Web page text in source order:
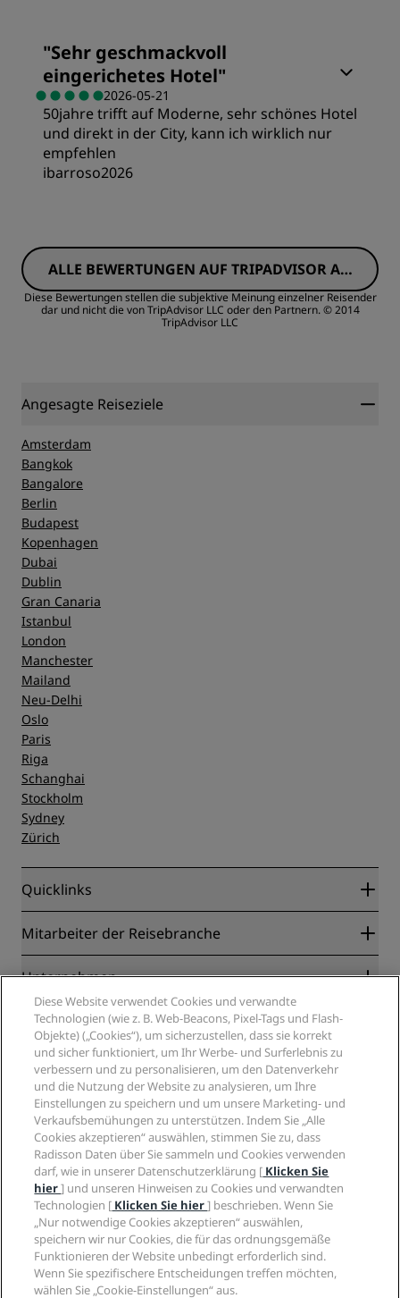
Sauberkeit
Service
Preis/Leistung
Schlafqualität
Service
"Sehr geschmackvoll
eingerichetes Hotel"
2026-05-21
50jahre trifft auf Moderne, sehr schönes Hotel
und direkt in der City, kann ich wirklich nur
empfehlen
ibarroso2026
Preis/Leistung
Sauberkeit
Service
ALLE BEWERTUNGEN AUF TRIPADVISOR AN
ZEIGEN
Diese Bewertungen stellen die subjektive Meinung einzelner Reisender
dar und nicht die von TripAdvisor LLC oder den Partnern. © 2014
TripAdvisor LLC
Angesagte Reiseziele
Amsterdam
Bangkok
Bangalore
Berlin
Budapest
Kopenhagen
Dubai
Dublin
Gran Canaria
Istanbul
London
Manchester
Mailand
Neu-Delhi
Oslo
Paris
Riga
Schanghai
Stockholm
Sydney
Zürich
Quicklinks
Radisson Rewards
Blog
Neue und aufstrebende Hotels
Radisson Hotels APP
„Sports Approved“-Hotels
Familienfreundliche Hotels
Gesundheit & Sicherheit
Mitarbeiter der Reisebranche
Partner
Reisebüros
Unternehmen
Radisson Hotel Group
Medien
Karriere RHG
Karriere PPHE
Karrieren EHL
The Club by RHG
Entwicklungsmöglichkeiten
Responsible Business – Unser Engagement
Einkauf
Rechtliches
Privacy Centre
Rechtliche Hinweise
Radisson Rewards Geschäftsbedingungen
Website-Nutzungsvereinbarung
Digitale Barrierefreiheit
Moderne Sklaverei – Erklärung
Hilfe
Verbrauchermeldungen
Kontakt
FAQ
Inhaltsübersicht
Soziale Medien
Marken von Radisson Hotels
Diese Website verwendet Cookies und verwandte
Technologien (wie z. B. Web-Beacons, Pixel-Tags und Flash-
Objekte) („Cookies“), um sicherzustellen, dass sie korrekt
und sicher funktioniert, um Ihr Werbe- und Surferlebnis zu
verbessern und zu personalisieren, um den Datenverkehr
und die Nutzung der Website zu analysieren, um Ihre
Einstellungen zu speichern und um unsere Marketing- und
Verkaufsbemühungen zu unterstützen. Indem Sie „Alle
Cookies akzeptieren“ auswählen, stimmen Sie zu, dass
Radisson Daten über Sie sammeln und Cookies verwenden
darf, wie in unserer Datenschutzerklärung [ Klicken Sie
hier] und unseren Hinweisen zu Cookies und verwandten
Technologien [ Klicken Sie hier] beschrieben. Wenn Sie
„Nur notwendige Cookies akzeptieren“ auswählen,
speichern wir nur Cookies, die für das ordnungsgemäße
Funktionieren der Website unbedingt erforderlich sind.
Wenn Sie spezifischere Entscheidungen treffen möchten,
wählen Sie „Cookie-Einstellungen“ aus.